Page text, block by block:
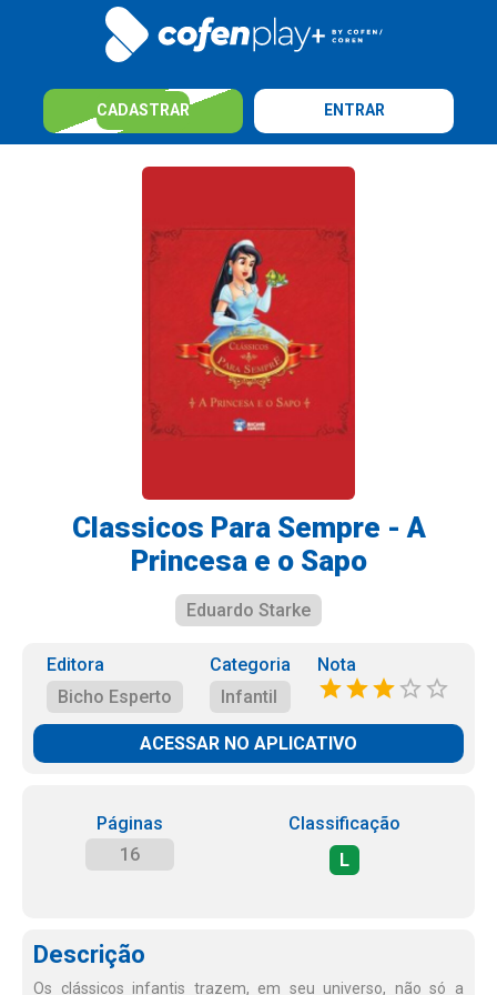
CADASTRAR ENTRAR
Classicos Para Sempre - A
Princesa e o Sapo
Eduardo Starke
Editora
Bicho Esperto
Categoria
Infantil
Nota
ACESSAR NO APLICATIVO
Páginas
16
Classificação
L
Descrição
Os clássicos infantis trazem, em seu universo, não só a